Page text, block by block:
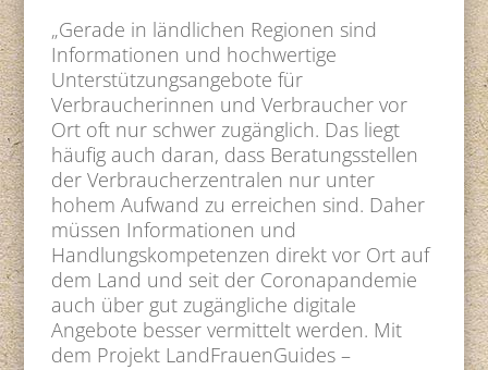
„Gerade in ländlichen Regionen sind
Informationen und hochwertige
Unterstützungsangebote für
Verbraucherinnen und Verbraucher vor
Ort oft nur schwer zugänglich. Das liegt
häufig auch daran, dass Beratungsstellen
der Verbraucherzentralen nur unter
hohem Aufwand zu erreichen sind. Daher
müssen Informationen und
Handlungskompetenzen direkt vor Ort auf
dem Land und seit der Coronapandemie
auch über gut zugängliche digitale
Angebote besser vermittelt werden. Mit
dem Projekt LandFrauenGuides –